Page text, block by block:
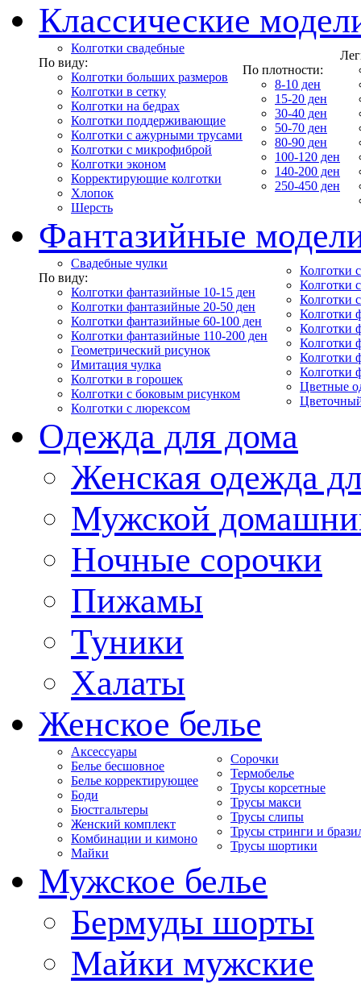
Классические
Колготки свадебные
По виду:
Колготки больших размеров
Колготки в сетку
Колготки на бедрах
Колготки поддерживающие
Колготки с ажурными трусами
Колготки с микрофиброй
Колготки эконом
Корректирующие колготки
Хлопок
Шерсть
По плотности:
8-10 ден
15-20 ден
30-40 ден
50-70 ден
80-90 ден
100-120 ден
140-200 ден
250-450 ден
Фантазийные
Свадебные чулки
По виду:
Колготки фантазийные 10-15 ден
Колготки фантазийные 20-50 ден
Колготки фантазийные 60-100 ден
Колготки фантазийные 110-200 ден
Геометрический рисунок
Имитация чулка
Колготки в горошек
Колготки с боковым рисунком
Колготки с люрексом
Колготки
Колготки
Колготки
Колготки
Колготки
Колготки
Колготки
Колготки
Цветные
Одежда для дома
Женская одежда
Мужской
Ночные сорочки
Пижамы
Туники
Халаты
Женское белье
Аксессуары
Белье бесшовное
Белье корректирующее
Боди
Бюстгальтеры
Женский комплект
Комбинации и кимоно
Майки
Сорочки
Термобелье
Трусы корсетные
Трусы макси
Трусы слипы
Трусы стринги и
Трусы шортики
Мужское белье
Бермуды шорты
Майки мужские